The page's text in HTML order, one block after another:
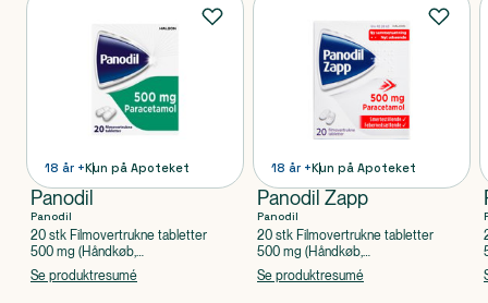
18 år +Kun på Apoteket
Panodil
Panodil
20 stk Filmovertrukne tabletter
500 mg (Håndkøb,
apoteksforbeholdt), Paracetamol
Se produktresumé
18 år +Kun på Apoteket
Panodil Zapp
Panodil
20 stk Filmovertrukne tabletter
500 mg (Håndkøb,
apoteksforbeholdt), Paracetamol
Se produktresumé